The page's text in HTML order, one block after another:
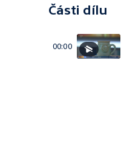
Části dílu
00:00